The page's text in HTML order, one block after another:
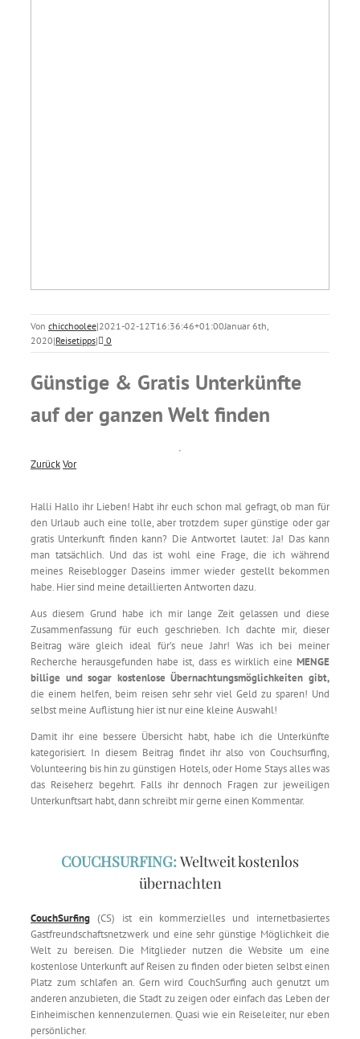
Von chicchoolee|2021-02-12T16:36:46+01:00Januar 6th,
2020|Reisetipps| 0
Günstige & Gratis Unterkünfte
auf der ganzen Welt finden
ZurückVor
Halli Hallo ihr Lieben! Habt ihr euch schon mal gefragt, ob man für
den Urlaub auch eine tolle, aber trotzdem super günstige oder gar
gratis Unterkunft finden kann? Die Antwortet lautet: Ja! Das kann
man tatsächlich. Und das ist wohl eine Frage, die ich während
meines Reiseblogger Daseins immer wieder gestellt bekommen
habe. Hier sind meine detaillierten Antworten dazu.
Aus diesem Grund habe ich mir lange Zeit gelassen und diese
Zusammenfassung für euch geschrieben. Ich dachte mir, dieser
Beitrag wäre gleich ideal für’s neue Jahr! Was ich bei meiner
Recherche herausgefunden habe ist, dass es wirklich eine MENGE
billige und sogar kostenlose Übernachtungsmöglichkeiten gibt,
die einem helfen, beim reisen sehr sehr viel Geld zu sparen! Und
selbst meine Auflistung hier ist nur eine kleine Auswahl!
Damit ihr eine bessere Übersicht habt, habe ich die Unterkünfte
kategorisiert. In diesem Beitrag findet ihr also von Couchsurfing,
Volunteering bis hin zu günstigen Hotels, oder Home Stays alles was
das Reiseherz begehrt. Falls ihr dennoch Fragen zur jeweiligen
Unterkunftsart habt, dann schreibt mir gerne einen Kommentar.
COUCHSURFING:Weltweit kostenlos
übernachten
CouchSurfing (CS) ist ein kommerzielles und internetbasiertes
Gastfreundschaftsnetzwerk und eine sehr günstige Möglichkeit die
Welt zu bereisen. Die Mitglieder nutzen die Website um eine
kostenlose Unterkunft auf Reisen zu finden oder bieten selbst einen
Platz zum schlafen an. Gern wird CouchSurfing auch genutzt um
anderen anzubieten, die Stadt zu zeigen oder einfach das Leben der
Einheimischen kennenzulernen. Quasi wie ein Reiseleiter, nur eben
persönlicher.